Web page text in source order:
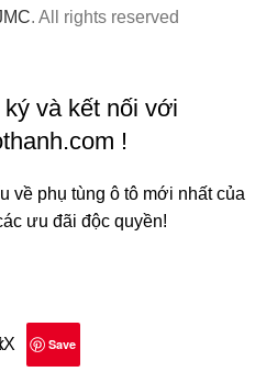
. All rights reserved
và kết nối với
!
về phụ tùng ô tô mới nhất của
ưu đãi độc quyền!
X Save